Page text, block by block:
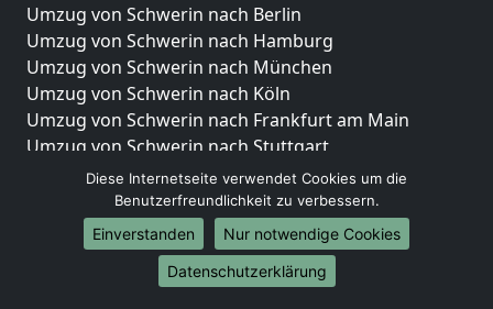
Umzug von Schwerin nach Berlin
Umzug von Schwerin nach Hamburg
Umzug von Schwerin nach München
Umzug von Schwerin nach Köln
Umzug von Schwerin nach Frankfurt am Main
Umzug von Schwerin nach Stuttgart
Umzug von Schwerin nach Düsseldorf
Umzug von Schwerin nach Leipzig
Umzug von Schwerin nach Dortmund
Umzug von Schwerin nach Essen
Umzug von Schwerin nach Bremen
Diese Internetseite verwendet Cookies um die
Benutzerfreundlichkeit zu verbessern.
Einverstanden
Nur notwendige Cookies
Datenschutzerklärung